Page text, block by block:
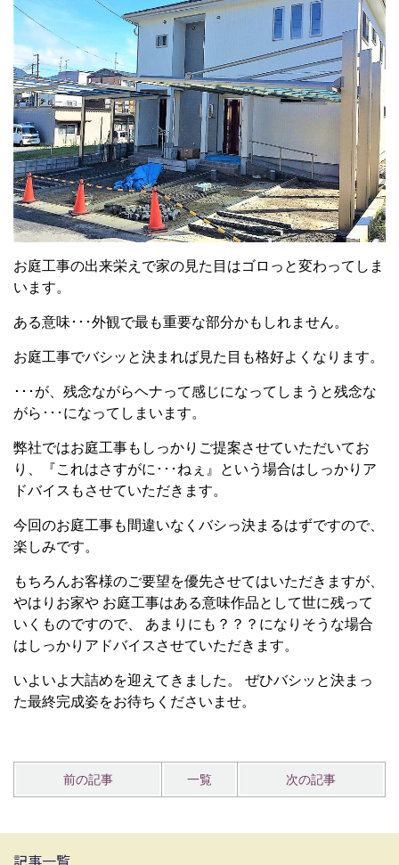
お庭工事の出来栄えで家の見た目はゴロっと変わってしま
います。
ある意味･･･外観で最も重要な部分かもしれません。
お庭工事でバシッと決まれば見た目も格好よくなります。
･･･が、残念ながらヘナって感じになってしまうと残念な
がら･･･になってしまいます。
弊社ではお庭工事もしっかりご提案させていただいてお
り、『これはさすがに･･･ねぇ』という場合はしっかりア
ドバイスもさせていただきます。
今回のお庭工事も間違いなくバシっ決まるはずですので、
楽しみです。
もちろんお客様のご要望を優先させてはいただきますが、
やはりお家や お庭工事はある意味作品として世に残って
いくものですので、 あまりにも？？？になりそうな場合
はしっかりアドバイスさせていただきます。
いよいよ大詰めを迎えてきました。 ぜひバシッと決まっ
た最終完成姿をお待ちくださいませ。
前の記事 一覧 次の記事
記事一覧